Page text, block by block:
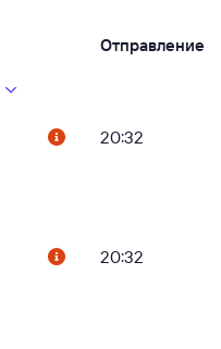
Отправление
20:32
20:32